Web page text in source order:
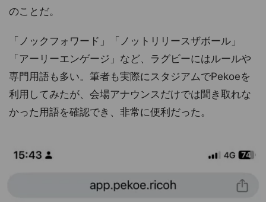
のことだ。
「ノックフォワード」「ノットリリースザボール」
「アーリーエンゲージ」など、ラグビーにはルールや
専門用語も多い。筆者も実際にスタジアムでPekoeを
利用してみたが、会場アナウンスだけでは聞き取れな
かった用語を確認でき、非常に便利だった。